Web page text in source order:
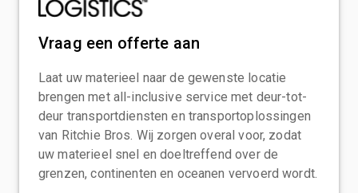
Vraag een offerte aan
Laat uw materieel naar de gewenste locatie
brengen met all-inclusive service met deur-tot-
deur transportdiensten en transportoplossingen
van Ritchie Bros. Wij zorgen overal voor, zodat
uw materieel snel en doeltreffend over de
grenzen, continenten en oceanen vervoerd wordt.